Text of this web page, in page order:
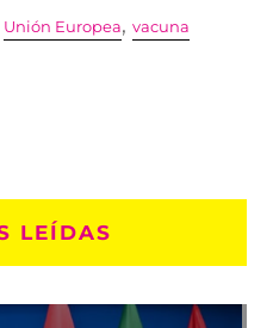
Unión Europea,vacuna
LEÍDAS